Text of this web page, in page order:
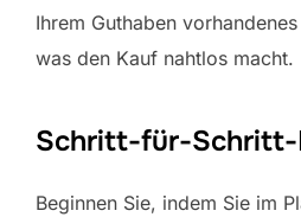
Ihrem Guthaben
was den Kauf nahtlos macht.
Schritt-für-Schritt-
Beginnen Sie, indem Sie im